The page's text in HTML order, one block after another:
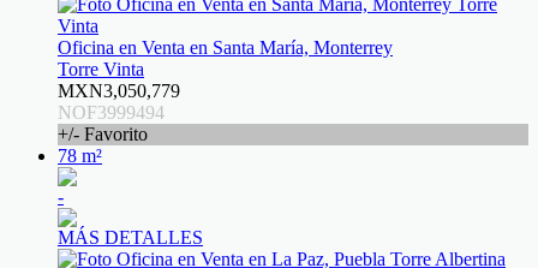
Oficina en Venta en Santa María, Monterrey
Torre Vinta
MXN3,050,779
NOF3999494
+/- Favorito
78 m²
-
MÁS DETALLES